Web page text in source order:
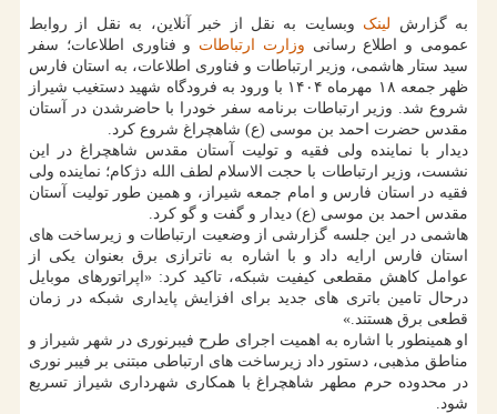
به گزارش لینک وبسایت به نقل از خبر آنلاین، به نقل از روابط
عمومی و اطلاع رسانی وزارت ارتباطات و فناوری اطلاعات؛ سفر
سید ستار هاشمی، وزیر ارتباطات و فناوری اطلاعات، به استان فارس
ظهر جمعه ۱۸ مهرماه ۱۴۰۴ با ورود به فرودگاه شهید دستغیب شیراز
شروع شد. وزیر ارتباطات برنامه سفر خودرا با حاضرشدن در آستان
مقدس حضرت احمد بن موسی (ع) شاهچراغ شروع کرد.
دیدار با نماینده ولی فقیه و تولیت آستان مقدس شاهچراغ در این
نشست، وزیر ارتباطات با حجت الاسلام لطف الله دژکام؛ نماینده ولی
فقیه در استان فارس و امام جمعه شیراز، و همین طور تولیت آستان
مقدس احمد بن موسی (ع) دیدار و گفت و گو کرد.
هاشمی در این جلسه گزارشی از وضعیت ارتباطات و زیرساخت های
استان فارس ارایه داد و با اشاره به ناترازی برق بعنوان یکی از
عوامل کاهش مقطعی کیفیت شبکه، تاکید کرد: «اپراتورهای موبایل
درحال تامین باتری های جدید برای افزایش پایداری شبکه در زمان
قطعی برق هستند.»
او همینطور با اشاره به اهمیت اجرای طرح فیبرنوری در شهر شیراز و
مناطق مذهبی، دستور داد زیرساخت های ارتباطی مبتنی بر فیبر نوری
در محدوده حرم مطهر شاهچراغ با همکاری شهرداری شیراز تسریع
شود.